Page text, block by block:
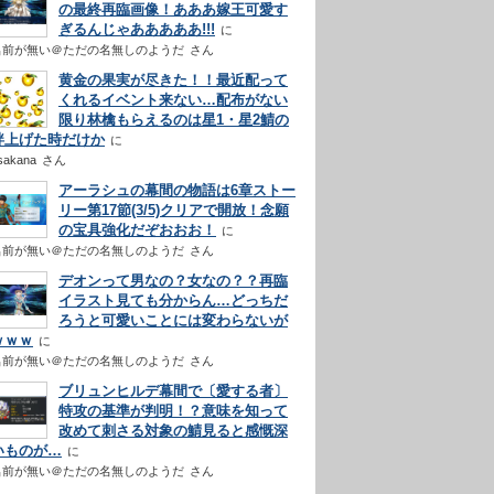
の最終再臨画像！あああ嫁王可愛す
ぎるんじゃあああああ!!!
前が無い＠ただの名無しのようだ さん
黄金の果実が尽きた！！最近配って
くれるイベント来ない…配布がない
限り林檎もらえるのは星1・星2鯖の
上げた時だけか
さん
アーラシュの幕間の物語は6章ストー
リー第17節(3/5)クリアで開放！念願
の宝具強化だぞおおお！
前が無い＠ただの名無しのようだ さん
デオンって男なの？女なの？？再臨
イラスト見ても分からん…どっちだ
ろうと可愛いことには変わらないが
ｗｗ
前が無い＠ただの名無しのようだ さん
ブリュンヒルデ幕間で〔愛する者〕
特攻の基準が判明！？意味を知って
改めて刺さる対象の鯖見ると感慨深
ものが…
前が無い＠ただの名無しのようだ さん